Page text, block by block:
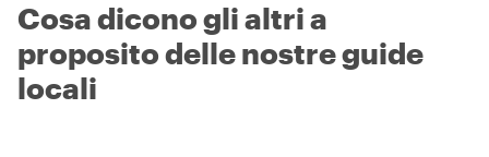
Cosa dicono gli altri a
proposito delle nostre guide
locali